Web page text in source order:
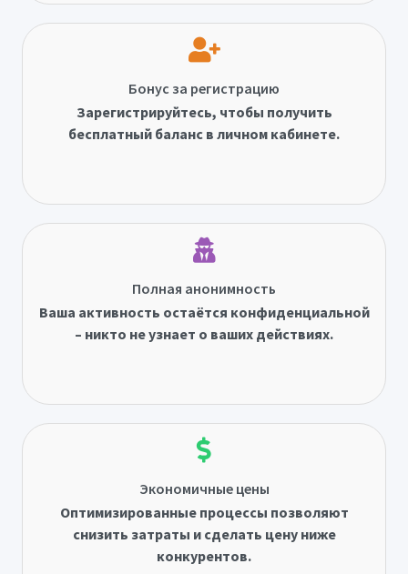
Бонус за регистрацию
Зарегистрируйтесь, чтобы получить
бесплатный баланс в личном кабинете.
Полная анонимность
Ваша активность остаётся конфиденциальной
– никто не узнает о ваших действиях.
Экономичные цены
Оптимизированные процессы позволяют
снизить затраты и сделать цену ниже
конкурентов.